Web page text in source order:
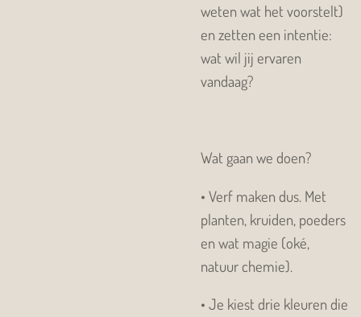
weten wat het voorstelt)
en zetten een intentie:
wat wil jij ervaren
vandaag?
Wat gaan we doen?
• Verf maken dus. Met
planten, kruiden, poeders
en wat magie (oké,
natuur chemie).
• Je kiest drie kleuren die